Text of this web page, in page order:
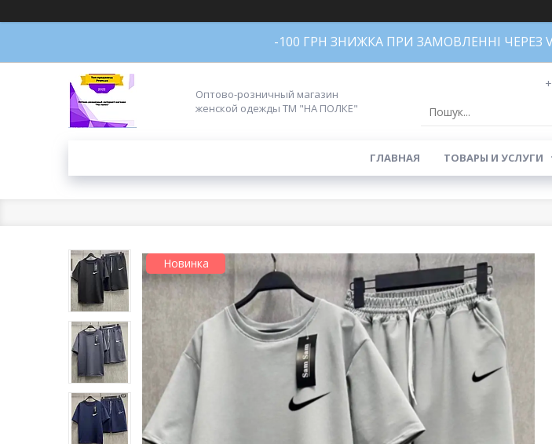
-100 ГРН ЗНИЖКА ПРИ ЗАМОВЛЕННІ ЧЕРЕЗ
Оптово-розничный магазин
женской одежды ТМ "НА ПОЛКЕ"
ГЛАВНАЯ ТОВАРЫ И УСЛУГИ
Новинка